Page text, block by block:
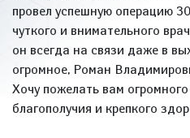
провел успешную операцию
чуткого и внимательного
он всегда на связи даже в
огромное, Роман
Хочу пожелать вам огромного
благополучия и крепкого